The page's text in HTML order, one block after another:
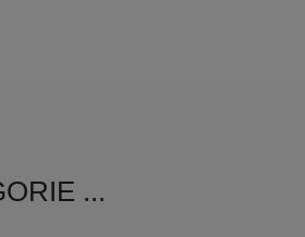
...